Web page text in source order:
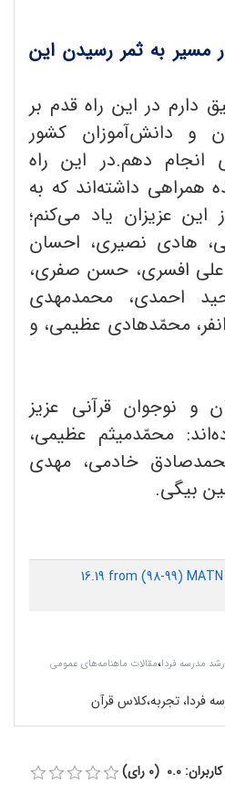
مسیر به ثمر رسیدن این
دارم در این راه قدم بر
و دانش‌آموزان کشور
انجام دهم.در این راه
همراهی داشته‌اند که به
عزیزان یاد می‌کنم؛
هادی نصیری، احسان
علی افسری، حسن صفری،
احمدی، محمدمهدی
محمّدهادی عظیمی، و
و نوجوان قرآنی عزیز
محمّدمیثم عظیمی،
خادمی، مهدی
بیگی.
16.19 from (98-99) MATN
مدرسه فردا،مقالات ماهنامه‌های عمومی
فردا، تجربه،کلاس قرآن
0.0 (0 رای)